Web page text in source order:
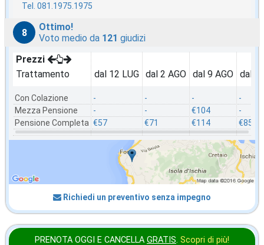
Tel. 081.1975.1975
8
Ottimo!
Voto medio da 121 giudizi
Prezzi
Trattamento
Con Colazione
Mezza Pensione
Pensione Completa
dal 12 LUG
-
-
€57
dal 2 AGO
-
-
€71
dal 9 AGO
-
€104
€114
dal
-
-
€85
Richiedi un preventivo senza impegno
PRENOTA OGGI E CANCELLA GRATIS. Scopri di più!